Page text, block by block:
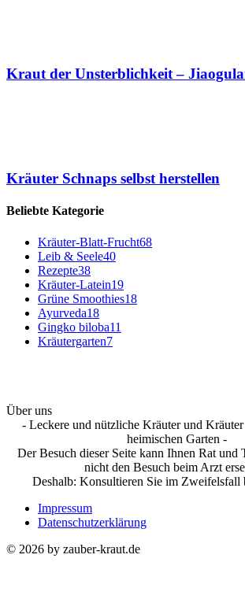
Kraut der Unsterblichkeit –
Kräuter Schnaps selbst herstellen
Beliebte Kategorie
Kräuter-Blatt-Frucht68
Leib & Seele40
Rezepte38
Kräuter-Latein19
Grüne Smoothies18
Ayurveda18
Gingko biloba11
Kräutergarten7
Über uns
- Leckere und nützliche Kräuter und Kräuter
heimischen Garten -
Der Besuch dieser Seite kann Ihnen Rat und
nicht den Besuch beim Arzt
Deshalb: Konsultieren Sie im Zweifelsfall
Impressum
Datenschutzerklärung
© 2026 by zauber-kraut.de